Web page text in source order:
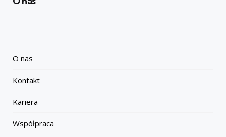
O nas
Kontakt
Kariera
Współpraca